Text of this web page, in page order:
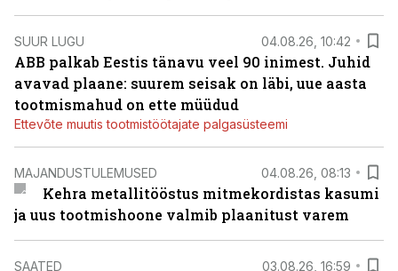
SUUR LUGU 04.08.26, 10:42
ABB palkab Eestis tänavu veel 90 inimest. Juhid
avavad plaane: suurem seisak on läbi, uue aasta
tootmismahud on ette müüdud
Ettevõte muutis tootmistöötajate palgasüsteemi
MAJANDUSTULEMUSED 04.08.26, 08:13
Kehra metallitööstus mitmekordistas kasumi
ja uus tootmishoone valmib plaanitust varem
SAATED 03.08.26, 16:59